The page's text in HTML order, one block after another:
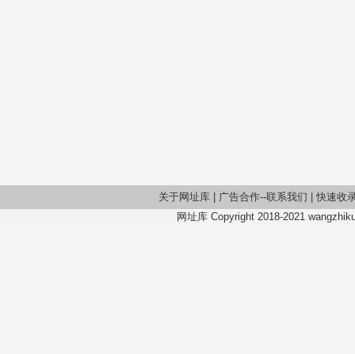
关于网址库 广告合作--联系我们
快速收
网址库 Copyright 2018-2021